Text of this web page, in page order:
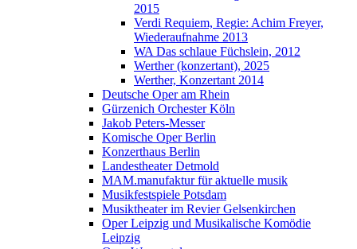
2015
Verdi Requiem, Regie: Achim Freyer,
Wiederaufnahme 2013
WA Das schlaue Füchslein, 2012
Werther (konzertant), 2025
Werther, Konzertant 2014
Deutsche Oper am Rhein
Gürzenich Orchester Köln
Jakob Peters-Messer
Komische Oper Berlin
Konzerthaus Berlin
Landestheater Detmold
MAM.manufaktur für aktuelle musik
Musikfestspiele Potsdam
Musiktheater im Revier Gelsenkirchen
Oper Leipzig und Musikalische Komödie
Leipzig